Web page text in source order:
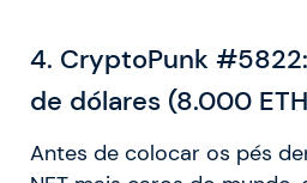
4. CryptoPunk
de dólares (8.000
Antes de colocar os pés